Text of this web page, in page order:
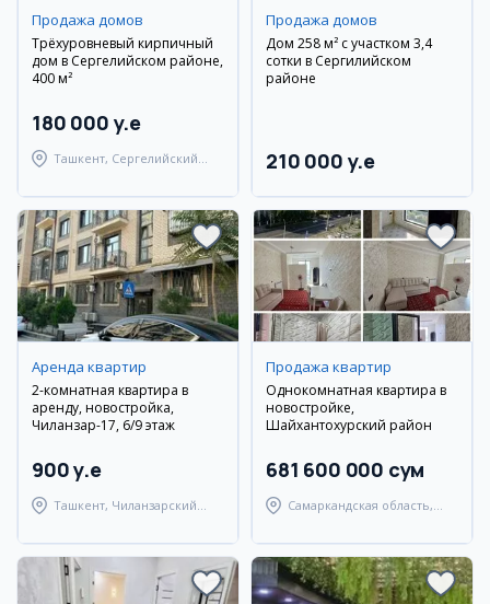
Продажа домов
Трёхуровневый кирпичный
дом в Сергелийском районе,
400 м²
180 000 y.e
Ташкент, Сергелийский
Продажа домов
Дом 258 м² с участком 3,4
сотки в Сергилийском
районе
210 000 y.e
Аренда квартир
2-комнатная квартира в
аренду, новостройка,
Чиланзар-17, 6/9 этаж
900 y.e
Ташкент, Чиланзарский
Продажа квартир
Однокомнатная квартира в
новостройке,
Шайхантохурский район
681 600 000 сум
Самаркандская область,